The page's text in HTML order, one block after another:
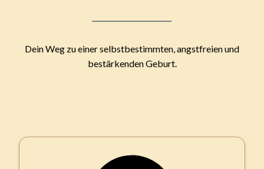
Dein Weg zu einer selbstbestimmten, angstfreien und
bestärkenden Geburt.